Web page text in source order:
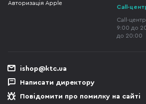
Авторизація Apple
Call-
Call-
9:00 до
до 20:00
ishop@ktc.ua
Написати директору
Повідомити про помилку на сайті